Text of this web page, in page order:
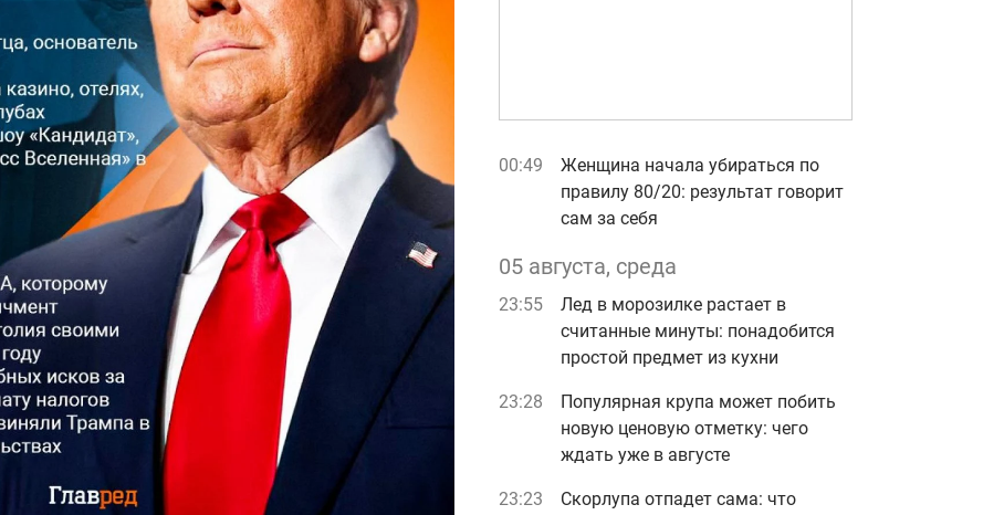
00:49
Женщина начала убираться по
правилу 80/20: результат говорит
сам за себя
05 августа, среда
23:55
Лед в морозилке растает в
считанные минуты: понадобится
простой предмет из кухни
23:28
Популярная крупа может побить
новую ценовую отметку: чего
ждать уже в августе
23:23 Скорлупа отпадет сама: что